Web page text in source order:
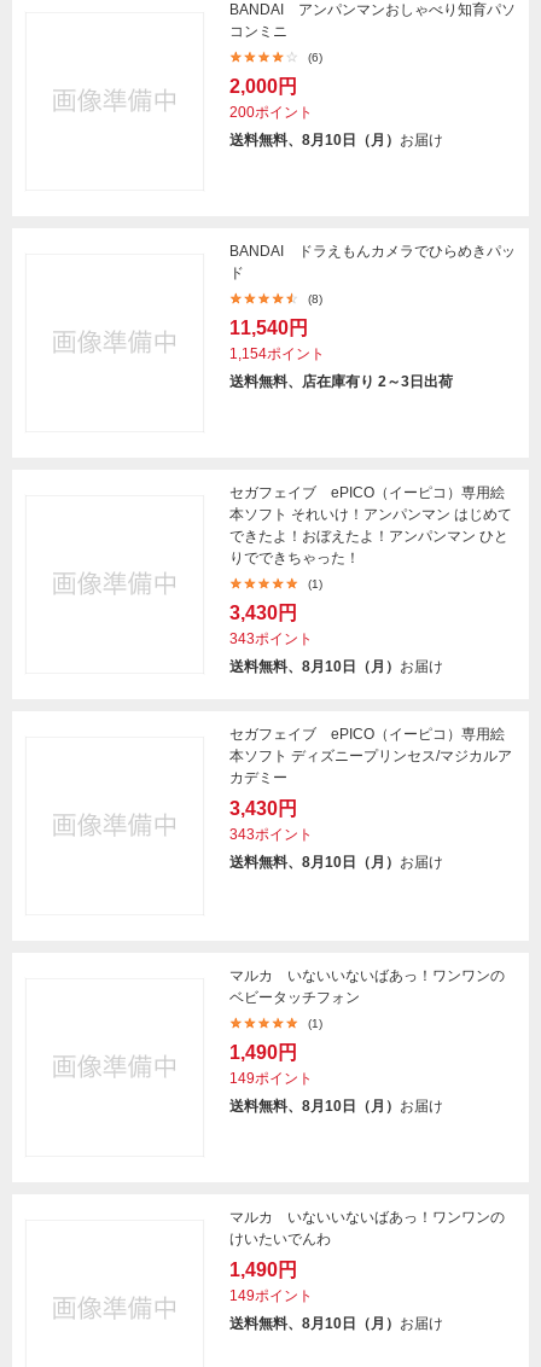
BANDAI アンパンマンおしゃべり知育パソ
コンミニ
(6)
2,000円
200ポイント
送料無料、8月10日（月） お届け
BANDAI ドラえもんカメラでひらめきパッ
ド
(8)
11,540円
1,154ポイント
送料無料、店在庫有り 2～3日出荷
セガフェイブ ePICO（イーピコ）専用絵
本ソフト それいけ！アンパンマン はじめて
できたよ！おぼえたよ！アンパンマン ひと
りでできちゃった！
(1)
3,430円
343ポイント
送料無料、8月10日（月） お届け
セガフェイブ ePICO（イーピコ）専用絵
本ソフト ディズニープリンセス/マジカルア
カデミー
3,430円
343ポイント
送料無料、8月10日（月） お届け
マルカ いないいないばあっ！ワンワンの
ベビータッチフォン
(1)
1,490円
149ポイント
送料無料、8月10日（月） お届け
マルカ いないいないばあっ！ワンワンの
けいたいでんわ
1,490円
149ポイント
送料無料、8月10日（月） お届け